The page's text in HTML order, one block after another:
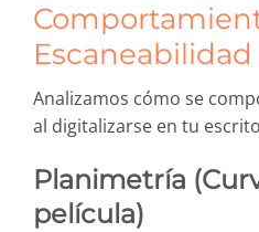
Escaneabilidad
Analizamos cómo se
al digitalizarse en tu
Planimetría
película)